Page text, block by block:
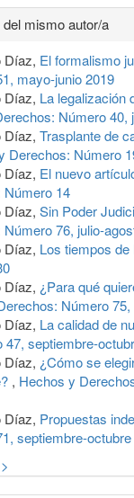
mismo autor/a
Díaz, El formalismo
mayo-junio 2019
Díaz, La legalización
Número 40,
Díaz, Trasplante de
Derechos: Número
Díaz, El nuevo
14
Díaz, Sin Poder
76, julio-
Díaz, Los tiempos de
Díaz, ¿Para qué
Número
Díaz, La calidad de
septiembre-
Díaz, ¿Cómo se
, Hechos y
Díaz, Propuestas
septiembre-